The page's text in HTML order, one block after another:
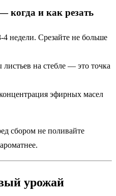
и как резать
недели. Срезайте не больше
листьев на стебле — это точка
эфирных масел
сбором не поливайте
урожай